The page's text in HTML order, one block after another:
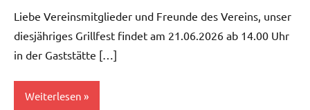
Liebe Vereinsmitglieder und Freunde des Vereins, unser
diesjähriges Grillfest findet am 21.06.2026 ab 14.00 Uhr
in der Gaststätte […]
Weiterlesen